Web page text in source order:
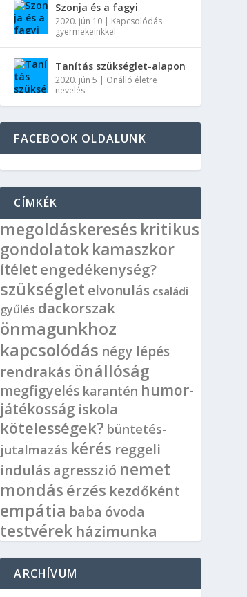
Szonja és a fagyi
2020. jún 10 | Kapcsolódás
gyermekeinkkel
Tanítás szükséglet-alapon
2020. jún 5 | Önálló életre
nevelés
FACEBOOK OLDALUNK
CÍMKÉK
megoldáskeresés kritikus
gondolatokkamaszkor
ítélet engedékenység?
szükséglet elvonulás családi
gyűlés dackorszak
önmagunkhoz
kapcsolódás négy lépés
rendrakás önállóság
megfigyelés karantén humor-
játékosság iskola
kötelességek? büntetés-
jutalmazás kérés reggeli
indulás agresszió nemet
mondás érzés kezdőként
empátia baba óvoda
testvérekházimunka
ARCHÍVUM